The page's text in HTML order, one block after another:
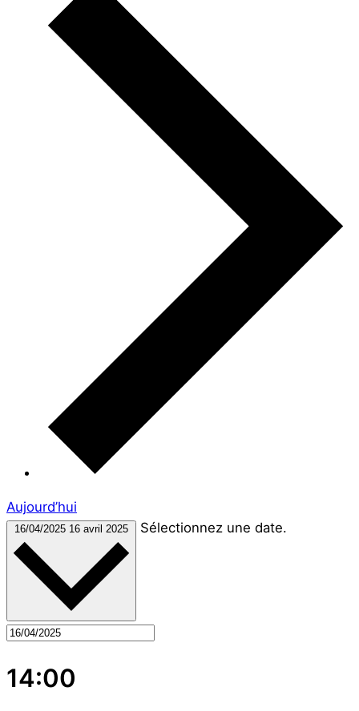
Aujourd’hui
16/04/2025 16 avril 2025 Sélectionnez une date.
14:00